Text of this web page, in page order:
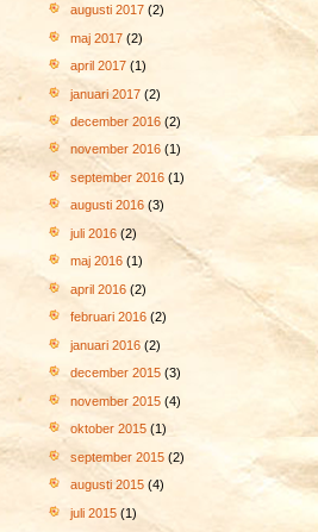
augusti 2017 (2)
maj 2017 (2)
april 2017 (1)
januari 2017 (2)
december 2016 (2)
november 2016 (1)
september 2016 (1)
augusti 2016 (3)
juli 2016 (2)
maj 2016 (1)
april 2016 (2)
februari 2016 (2)
januari 2016 (2)
december 2015 (3)
november 2015 (4)
oktober 2015 (1)
september 2015 (2)
augusti 2015 (4)
juli 2015 (1)